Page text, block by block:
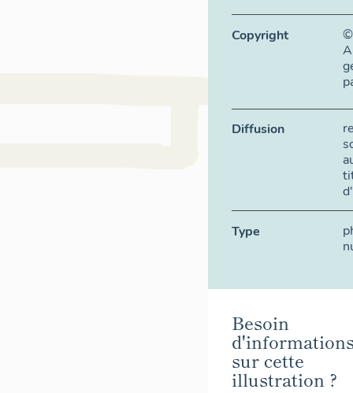
Copyright
©
Diffusion
Type
Besoin
sur cette
illustration ?